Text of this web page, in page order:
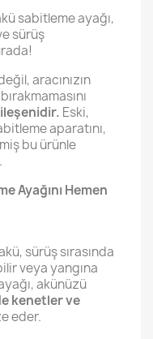
sabitleme ayağı,
sürüş
aracınızın
Eski,
aparatını,
bu ürünle
Ayağını Hemen
sürüş sırasında
veya yangına
akünüzü
kenetler ve
eder.